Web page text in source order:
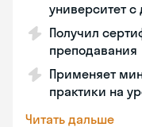
университет
Получил
преподавания
Применяет
практики на
Читать дальше